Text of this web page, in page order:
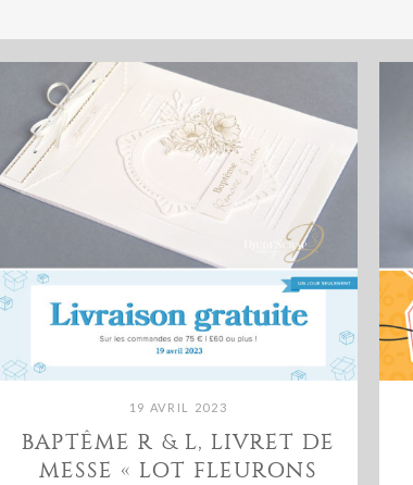
19 AVRIL 2023
BAPTÊME R & L, LIVRET DE
MESSE « LOT FLEURONS